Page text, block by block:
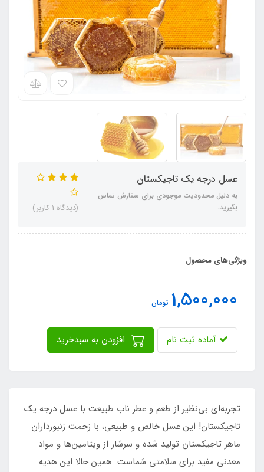
عسل درجه یک تاجیکستان
به دلیل محدودیت موجودی برای سفارش تماس
بگیرید.
(دیدگاه 1 کاربر)
ویژگی‌های محصول
1,500,000 تومان
آماده ثبت نام
تجربه‌ای بی‌نظیر از طعم و عطر ناب طبیعت با عسل درجه یک
تاجیکستان! این عسل خالص و طبیعی، با زحمت زنبورداران
ماهر تاجیکستان تولید شده و سرشار از ویتامین‌ها و مواد
معدنی مفید برای سلامتی شماست. همین حالا این هدیه